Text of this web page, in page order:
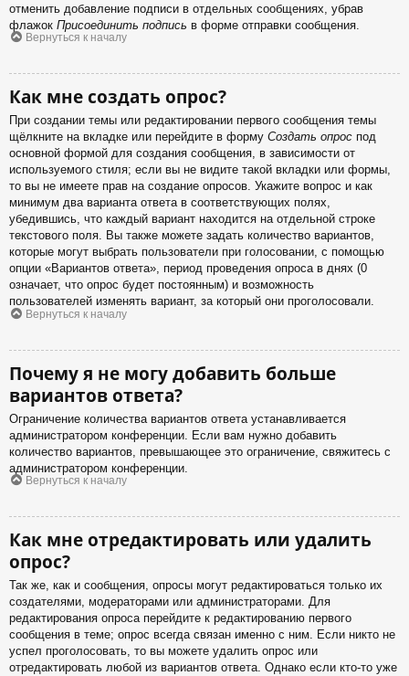
отменить добавление подписи в отдельных сообщениях, убрав
флажок Присоединить подпись в форме отправки сообщения.
Вернуться к началу
Как мне создать опрос?
При создании темы или редактировании первого сообщения темы
щёлкните на вкладке или перейдите в форму Создать опрос под
основной формой для создания сообщения, в зависимости от
используемого стиля; если вы не видите такой вкладки или формы,
то вы не имеете прав на создание опросов. Укажите вопрос и как
минимум два варианта ответа в соответствующих полях,
убедившись, что каждый вариант находится на отдельной строке
текстового поля. Вы также можете задать количество вариантов,
которые могут выбрать пользователи при голосовании, с помощью
опции «Вариантов ответа», период проведения опроса в днях (0
означает, что опрос будет постоянным) и возможность
пользователей изменять вариант, за который они проголосовали.
Вернуться к началу
Почему я не могу добавить больше
вариантов ответа?
Ограничение количества вариантов ответа устанавливается
администратором конференции. Если вам нужно добавить
количество вариантов, превышающее это ограничение, свяжитесь с
администратором конференции.
Вернуться к началу
Как мне отредактировать или удалить
опрос?
Так же, как и сообщения, опросы могут редактироваться только их
создателями, модераторами или администраторами. Для
редактирования опроса перейдите к редактированию первого
сообщения в теме; опрос всегда связан именно с ним. Если никто не
успел проголосовать, то вы можете удалить опрос или
отредактировать любой из вариантов ответа. Однако если кто-то уже